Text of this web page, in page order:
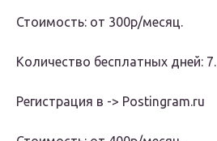
Стоимость: от 300р/месяц.
Количество бесплатных дней: 7.
Регистрация в -> Postingram.ru